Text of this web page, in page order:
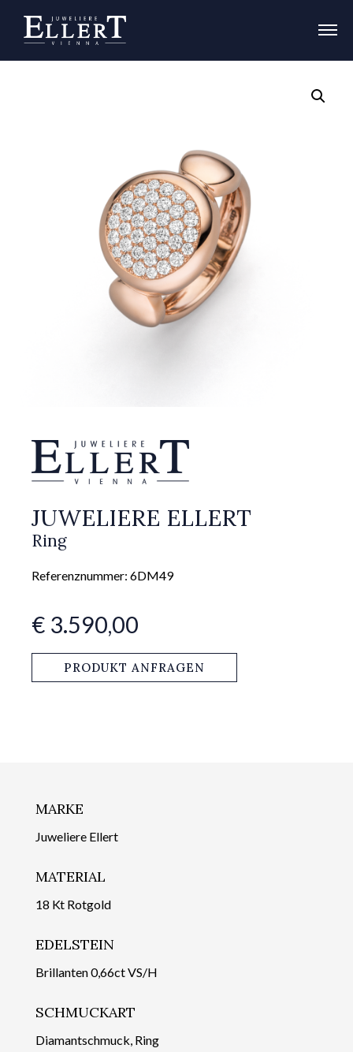
JUWELIERE ELLERT
Ring
Referenznummer: 6DM49
€ 3.590,00
PRODUKT ANFRAGEN
MARKE
Juweliere Ellert
MATERIAL
18 Kt Rotgold
EDELSTEIN
Brillanten 0,66ct VS/H
SCHMUCKART
Diamantschmuck, Ring